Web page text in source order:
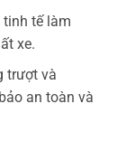
tinh tế làm
xe.
trượt và
an toàn và